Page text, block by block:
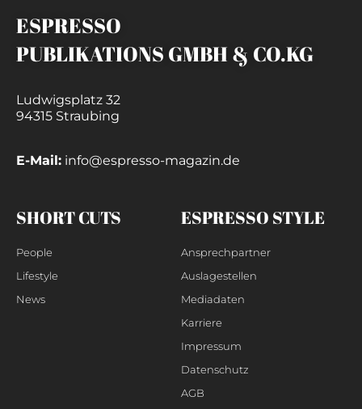
ESPRESSO
PUBLIKATIONS GMBH & CO.KG
Ludwigsplatz 32
94315 Straubing
E-Mail: info@espresso-magazin.de
SHORT CUTS
People
Lifestyle
News
ESPRESSO STYLE
Ansprechpartner
Auslagestellen
Mediadaten
Karriere
Impressum
Datenschutz
AGB